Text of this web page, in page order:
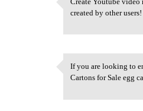
Create Youtube
created by other
If you are
If you are looking to
Cartons for Sale egg